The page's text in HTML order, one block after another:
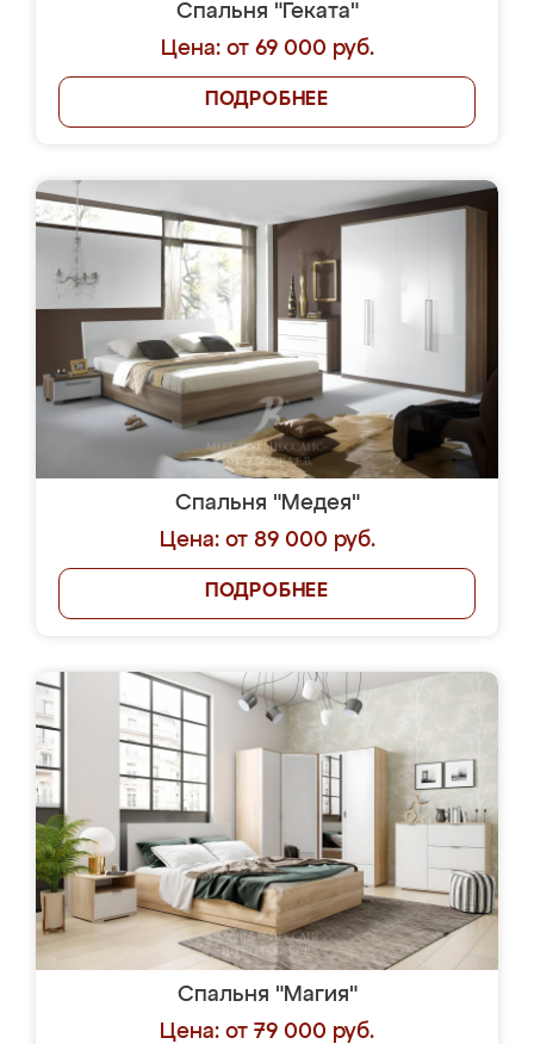
Спальня "Геката"
Цена: от 69 000 руб.
ПОДРОБНЕЕ
Спальня "Медея"
Цена: от 89 000 руб.
ПОДРОБНЕЕ
Спальня "Магия"
Цена: от 79 000 руб.